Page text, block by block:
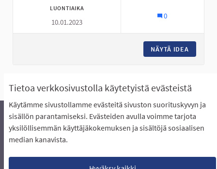
Tietoa verkkosivustolla käytetyistä evästeistä
Käytämme sivustollamme evästeitä sivuston suorituskyvyn ja
sisällön parantamiseksi. Evästeiden avulla voimme tarjota
yksilöllisemmän käyttäjäkokemuksen ja sisältöjä sosiaalisen
median kanavista.
LUONTIAIKA
10.01.2023
0
NÄYTÄ IDEA
Näytä kaikki ehdotukset
Äänestyksen pikaohjeet
Usein kysytyt kysymykset
Näin äänestät Asukasbudjetissa
Lataa avoimet datatiedostot